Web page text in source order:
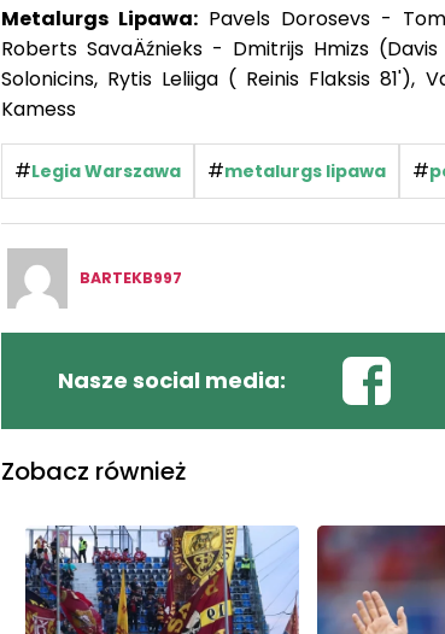
Metalurgs Lipawa:Pavels Dorosevs -
Roberts SavaÄźnieks - Dmitrijs Hmizs
Solonicins, Rytis Leliiga ( Reinis Flaksis
Kamess
#Legia Warszawa #metalurgs lipawa #
BARTEKB997
Nasze social media:
Zobacz również